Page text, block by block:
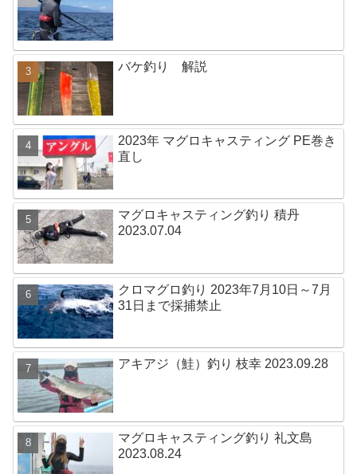
バケ釣り 解説
2023年 マグロキャスティング PE巻き
直し
マグロキャスティング釣り 積丹
2023.07.04
クロマグロ釣り 2023年7月10日～7月
31日まで採捕禁止
アキアジ（鮭）釣り 枝幸 2023.09.28
マグロキャスティング釣り 礼文島
2023.08.24